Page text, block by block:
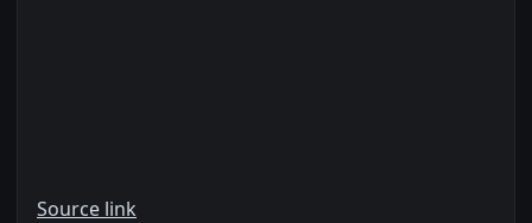
Source link